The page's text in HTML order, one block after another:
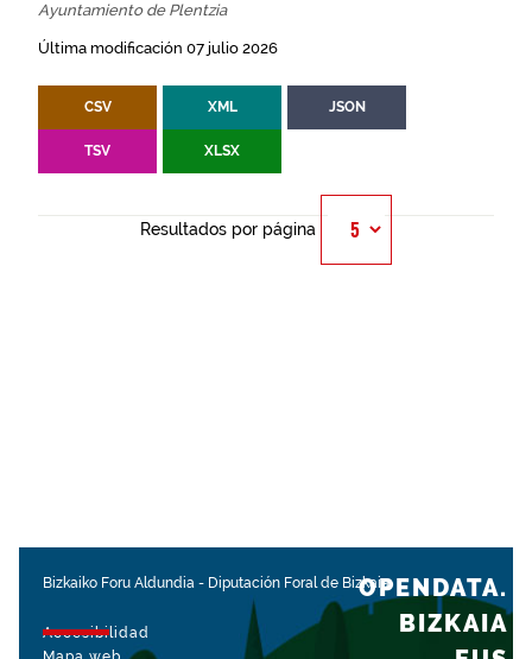
Ayuntamiento de Plentzia
Última modificación 07 julio 2026
CSV XML JSON
TSV XLSX
Resultados por página
Bizkaiko Foru Aldundia - Diputación Foral de Bizkaia
Accesibilidad
OPENDATA.
BIZKAIA